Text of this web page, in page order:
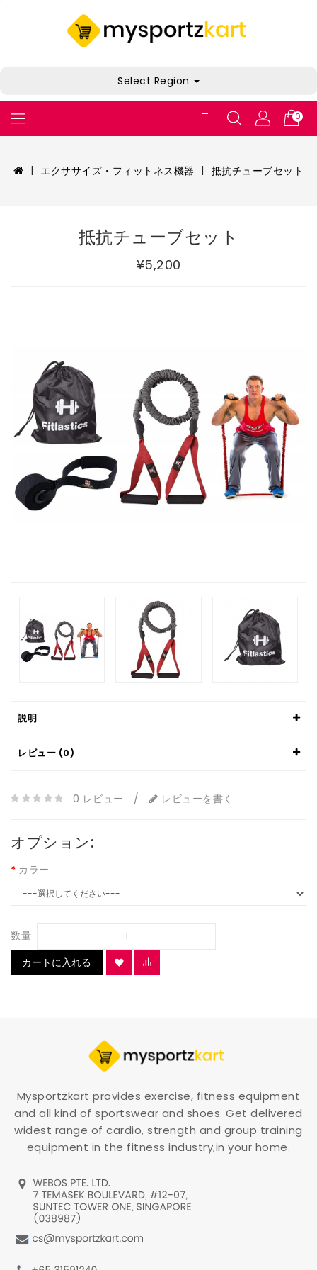
Select Region
0
エクササイズ・フィットネス機器 抵抗チューブセット
抵抗チューブセット
¥5,200
説明
レビュー (0)
0 レビュー / レビューを書く
オプション:
カラー
数量
カートに入れる
Mysportzkart provides exercise, fitness equipment
and all kind of sportswear and shoes. Get delivered
widest range of cardio, strength and group training
equipment in the fitness industry,in your home.